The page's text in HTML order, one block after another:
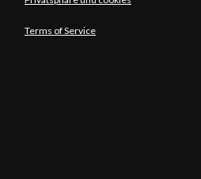
Terms of Service